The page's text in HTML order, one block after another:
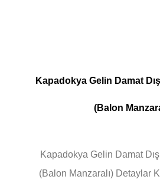
Kapadokya Gelin Damat
(Balon
Kapadokya Gelin Damat
(Balon Manzaralı) Detaylar